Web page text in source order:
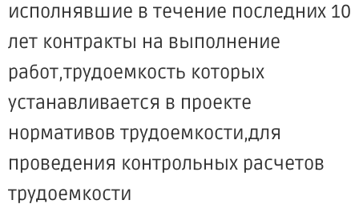
исполнявшие в течение последних 10
лет контракты на выполнение
работ,трудоемкость которых
устанавливается в проекте
нормативов трудоемкости,для
проведения контрольных расчетов
трудоемкости